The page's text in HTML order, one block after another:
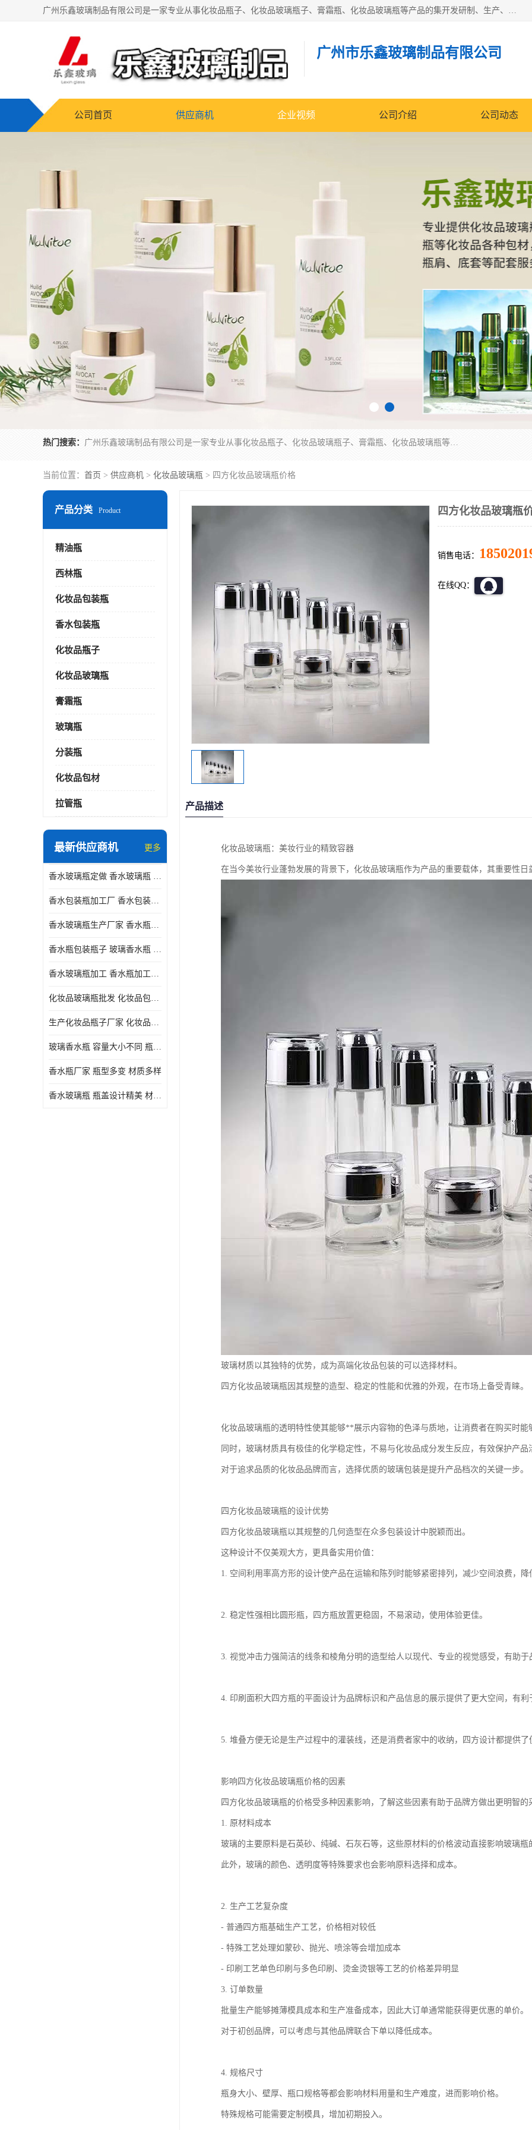
广州乐鑫玻璃制品有限公司是一家专业从事化妆品瓶子、化妆品玻璃瓶子、膏霜瓶、化妆品玻璃瓶等产品的集开发研制、生产、销售于一体的实业型玻璃制品生产企业。产品从设计、开模、试样、生产、蒙砂、抛光、喷涂、高低温单色及多色印刷，烫金（银）到交货实现一条龙服务。
广州市乐鑫玻璃制品有限公司
公司首页 供应商机 企业视频 公司介绍 公司动态
热门搜索： 广州乐鑫玻璃制品有限公司是一家专业从事化妆品瓶子、化妆品玻璃瓶子、膏霜瓶、化妆品玻璃瓶等产品的集开发研制、生产、销售于一体的实业型玻璃制品生产企业。产品从设计、开模、试样、生产、蒙砂、抛光、喷涂、高低温单色及多色印刷，烫金（银）到交货实现一条龙服务。
当前位置： 首页 > 供应商机 > 化妆品玻璃瓶 > 四方化妆品玻璃瓶价格
产品分类 Product
精油瓶
西林瓶
化妆品包装瓶
香水包装瓶
化妆品瓶子
化妆品玻璃瓶
膏霜瓶
玻璃瓶
分装瓶
化妆品包材
拉管瓶
最新供应商机 更多
香水玻璃瓶定做 香水玻璃瓶 瓶型多变
香水包装瓶加工厂 香水包装瓶厂家 瓶盖设计精美
香水玻璃瓶生产厂家 香水瓶设计 通常配有喷雾器或滴管
香水瓶包装瓶子 玻璃香水瓶 材质多样
香水玻璃瓶加工 香水瓶加工厂 容量大小不同
化妆品玻璃瓶批发 化妆品包材 具有良好的密封性能
生产化妆品瓶子厂家 化妆品玻璃瓶 采用塑料或玻璃材质制成
玻璃香水瓶 容量大小不同 瓶盖设计精美
香水瓶厂家 瓶型多变 材质多样
香水玻璃瓶 瓶盖设计精美 材质多样
四方化妆品玻璃瓶
销售电话：
在线QQ：
产品描述
化妆品玻璃瓶：美妆行业的精致容器
在当今美妆行业蓬勃发展的背景下，化妆品玻璃瓶作为产品的重要载体，其重要性日
玻璃材质以其独特的优势，成为高端化妆品包装的可以选择材料。
四方化妆品玻璃瓶因其规整的造型、稳定的性能和优雅的外观，在市场上备受青睐。
化妆品玻璃瓶的透明特性使其能够**展示内容物的色泽与质地，让消费者在购买时能
同时，玻璃材质具有极佳的化学稳定性，不易与化妆品成分发生反应，有效保护产
对于追求品质的化妆品品牌而言，选择优质的玻璃包装是提升产品档次的关键一步。
四方化妆品玻璃瓶的设计优势
四方化妆品玻璃瓶以其规整的几何造型在众多包装设计中脱颖而出。
这种设计不仅美观大方，更具备实用价值：
1. 空间利用率高方形的设计使产品在运输和陈列时能够紧密排列，减少空间浪费，降
2. 稳定性强相比圆形瓶，四方瓶放置更稳固，不易滚动，使用体验更佳。
3. 视觉冲击力强简洁的线条和棱角分明的造型给人以现代、专业的视觉感受，有助于
4. 印刷面积大四方瓶的平面设计为品牌标识和产品信息的展示提供了更大空间，有利
5. 堆叠方便无论是生产过程中的灌装线，还是消费者家中的收纳，四方设计都提供了
影响四方化妆品玻璃瓶价格的因素
四方化妆品玻璃瓶的价格受多种因素影响，了解这些因素有助于品牌方做出更明智的
1. 原材料成本
玻璃的主要原料是石英砂、纯碱、石灰石等，这些原材料的价格波动直接影响玻璃瓶
此外，玻璃的颜色、透明度等特殊要求也会影响原料选择和成本。
2. 生产工艺复杂度
- 普通四方瓶基础生产工艺，价格相对较低
- 特殊工艺处理如蒙砂、抛光、喷涂等会增加成本
- 印刷工艺单色印刷与多色印刷、烫金烫银等工艺的价格差异明显
3. 订单数量
批量生产能够摊薄模具成本和生产准备成本，因此大订单通常能获得更优惠的单价。
对于初创品牌，可以考虑与其他品牌联合下单以降低成本。
4. 规格尺寸
瓶身大小、壁厚、瓶口规格等都会影响材料用量和生产难度，进而影响价格。
特殊规格可能需要定制模具，增加初期投入。